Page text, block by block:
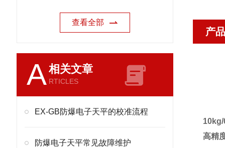
查看全部
A相关文章
RTICLES
EX-GB防爆电子天平的校准流程
防爆电子天平常见故障维护
产
10kg/
高精